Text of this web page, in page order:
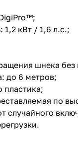
кВт / 1,6 л.с.;
шнека
до 6 метров;
пластика;
по
случайного